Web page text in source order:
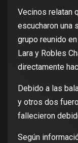
Vecinos relatan
escucharon una
grupo reunido
Lara y Robles
directamente
Debido a las
y otros dos
fallecieron
Según